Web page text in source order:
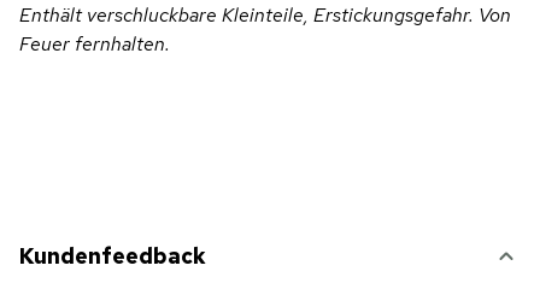
Enthält verschluckbare Kleinteile, Erstickungsgefahr. Von
Feuer fernhalten.
Kundenfeedback